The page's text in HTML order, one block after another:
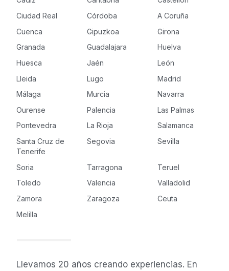
Ciudad Real
Córdoba
A Coruña
Cuenca
Gipuzkoa
Girona
Granada
Guadalajara
Huelva
Huesca
Jaén
León
Lleida
Lugo
Madrid
Málaga
Murcia
Navarra
Ourense
Palencia
Las Palmas
Pontevedra
La Rioja
Salamanca
Santa Cruz de
Tenerife
Segovia Sevilla
Soria Tarragona
Teruel
Toledo
Valencia
Valladolid
Zamora
Zaragoza
Ceuta
Melilla
Llevamos 20 años creando experiencias. En